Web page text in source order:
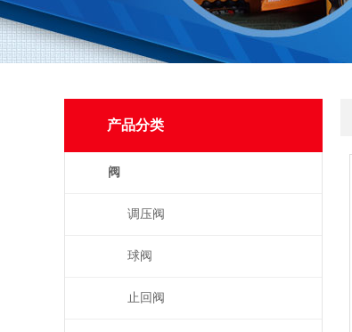
产品分类
阀
调压阀
球阀
止回阀